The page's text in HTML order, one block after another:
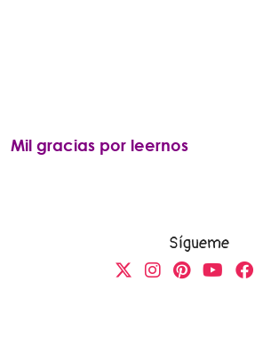
Mil gracias por leernos
Sígueme